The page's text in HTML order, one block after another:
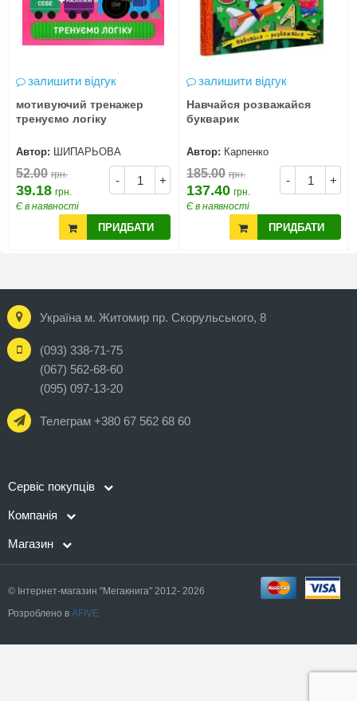
залишити відгук
мотивуючий тренажер
тренуємо логіку
Автор: ШИПАРЬОВА
- +
52.00 грн.
39.18 грн.
Є в наявності
ПРИДБАТИ
залишити відгук
Навчайся розважайся
букварик
Автор: Карпенко
- +
185.00 грн.
137.40 грн.
Є в наявності
ПРИДБАТИ
Україна м. Житомир пр. Скорульського, 8
(093) 338-71-75
(067) 562-68-60
(095) 097-13-20
Телеграм +380 67 562 68 60
Сервіс покупців
Компанія
Магазин
© Інтернет-магазин "Мегакнига" 2012- 2026
Розроблено в AFIVE